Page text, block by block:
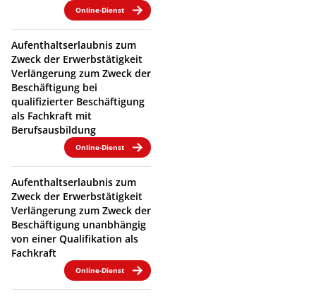
Online-Dienst
Aufenthaltserlaubnis zum
Zweck der Erwerbstätigkeit
Verlängerung zum Zweck der
Beschäftigung bei
qualifizierter Beschäftigung
als Fachkraft mit
Berufsausbildung
Online-Dienst
Aufenthaltserlaubnis zum
Zweck der Erwerbstätigkeit
Verlängerung zum Zweck der
Beschäftigung unanbhängig
von einer Qualifikation als
Fachkraft
Online-Dienst